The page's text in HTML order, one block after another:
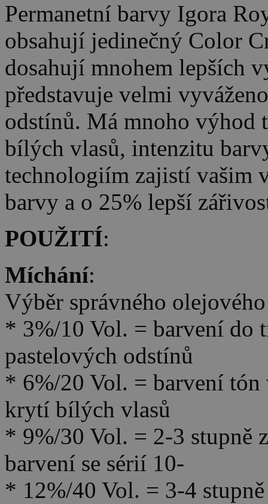
Permanetní barvy Igora
obsahují jedinečný Color
dosahují mnohem lepších
představuje velmi
odstínů. Má mnoho výhod
bílých vlasů, intenzitu
technologiím zajistí vašim
barvy a o 25% lepší
POUŽITÍ:
Míchání:
Výběr správného
* 3%/10 Vol. = barvení do
pastelových odstínů
* 6%/20 Vol. = barvení tón
krytí bílých vlasů
* 9%/30 Vol. = 2-3 stupně
barvení se sérií 10-
* 12%/40 Vol. = 3-4